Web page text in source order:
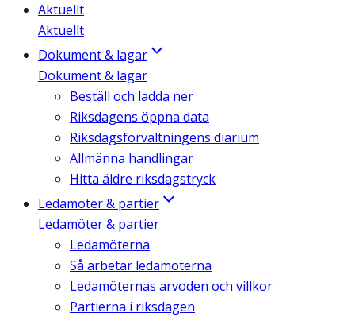
Aktuellt
Aktuellt
Dokument & lagar
Dokument & lagar
Beställ och ladda ner
Riksdagens öppna data
Riksdagsförvaltningens diarium
Allmänna handlingar
Hitta äldre riksdagstryck
Ledamöter & partier
Ledamöter & partier
Ledamöterna
Så arbetar ledamöterna
Ledamöternas arvoden och villkor
Partierna i riksdagen